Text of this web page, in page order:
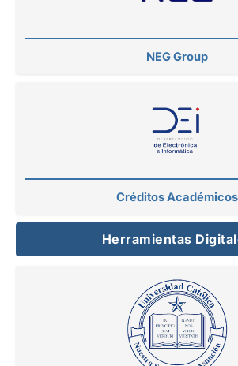
NEG Group
Créditos Académicos
Herramientas